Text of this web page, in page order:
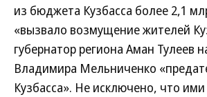
из бюджета Кузбасса более 2,1
«вызвало возмущение жителей
губернатор региона Аман Тулеев
Владимира Мельниченко
Кузбасса». Не исключено, что ими